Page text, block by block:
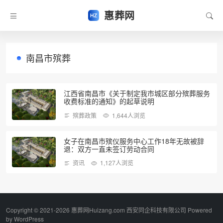
惠葬网
南昌市殡葬
江西省南昌市《关于制定我市城区部分殡葬服务
收费标准的通知》的起草说明
殡葬政策 1,644人浏览
女子在南昌市殡仪服务中心工作18年无故被辞
退：双方一直未签订劳动合同
资讯 1,127人浏览
Copyright © 2021-2026 惠葬网Huizang.com 西安同企科技有限公司 Powered
byWordPress